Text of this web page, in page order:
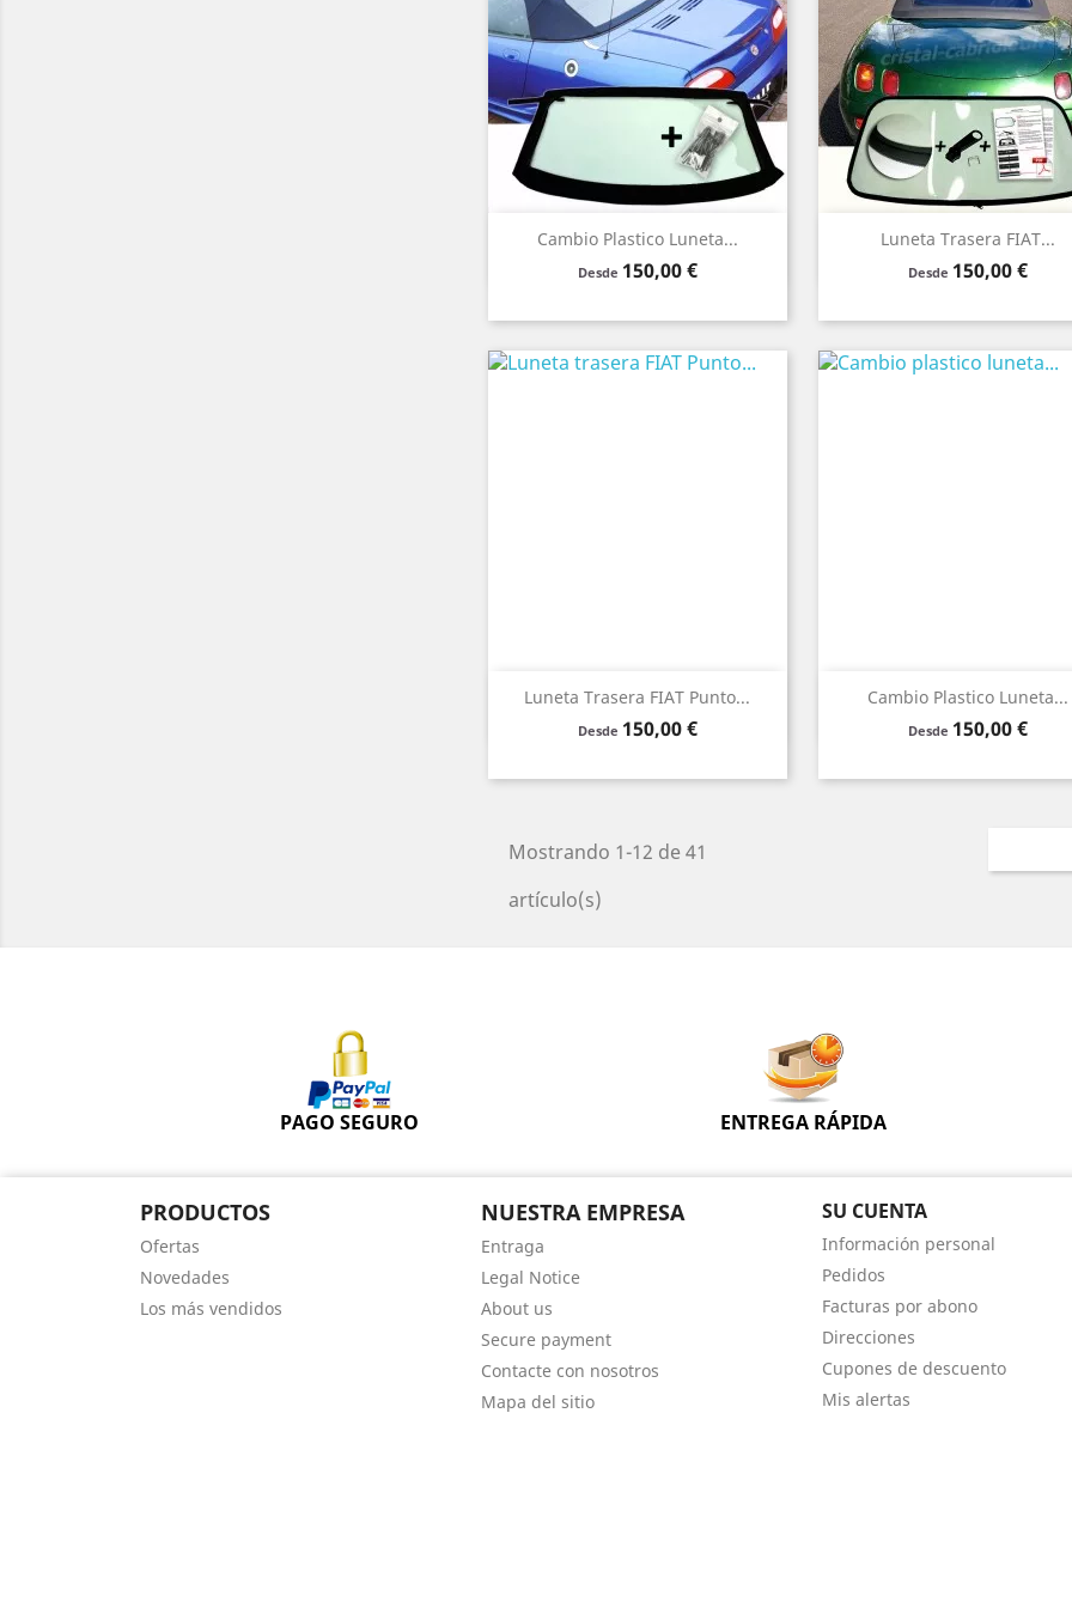
Cambio Plastico Luneta...
Desde Precio
150,00 €
Vista rápida
VerdeClaroHumo
Luneta Trasera FIAT...
Desde Precio
150,00 €
Vista rápida
VerdeClaroHumo
Luneta Trasera FIAT Punto...
Desde Precio
150,00 €
Vista rápida
VerdeClaroHumo
Cambio Plastico Luneta...
Desde Precio
150,00 €
Vista rápida
VerdeClaroHumo
Mostrando 1-12 de 41
artículo(s)
PAGO SEGURO ENTREGA RÁPIDA
PRODUCTOS
Ofertas
Novedades
Los más vendidos
NUESTRA EMPRESA
Entraga
Legal Notice
About us
Secure payment
Contacte con nosotros
Mapa del sitio
SU CUENTA
Información personal
Pedidos
Facturas por abono
Direcciones
Cupones de descuento
Mis alertas